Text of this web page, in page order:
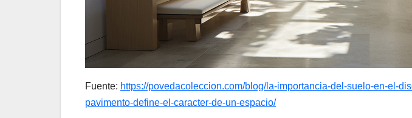
Fuente: https://povedacoleccion.com/blog/la-importancia-del-suelo-en-el-
pavimento-define-el-caracter-de-un-espacio/